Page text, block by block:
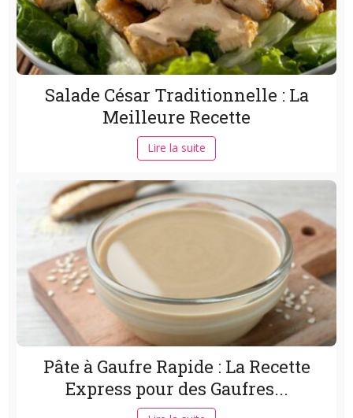
Salade César Traditionnelle : La
Meilleure Recette
Lire la suite
Pâte à Gaufre Rapide : La Recette
Express pour des Gaufres...